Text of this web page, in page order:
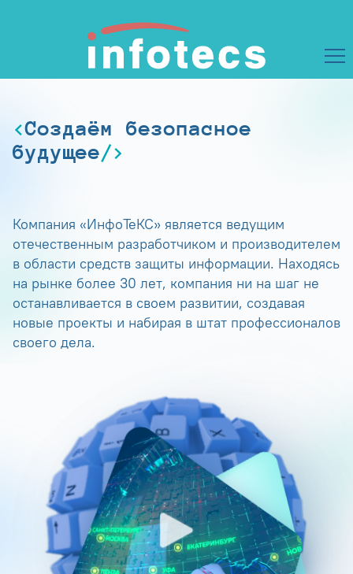
Создаём безопасное
будущее
Компания «ИнфоТеКС» является ведущим
отечественным разработчиком и производителем
в области средств защиты информации. Находясь
на рынке более 30 лет, компания ни на шаг не
останавливается в своем развитии, создавая
новые проекты и набирая в штат профессионалов
своего дела.